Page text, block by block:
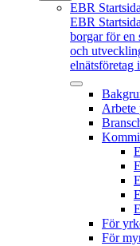
EBR Startsida
EBR Startsida
borgar för en
och
elnätsföretag
Arbete
För
För